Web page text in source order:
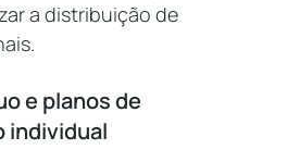
a distribuição de
e planos de
individual